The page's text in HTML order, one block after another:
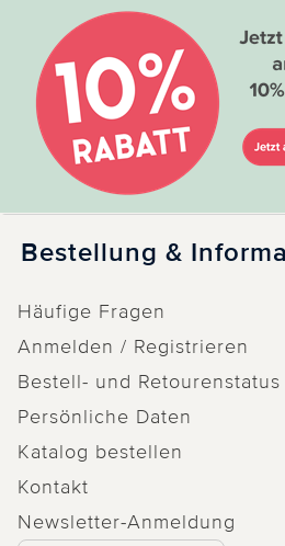
Bestellung &
Häufige Fragen
Anmelden / Registrieren
Bestell- und Retourenstatus
Persönliche Daten
Katalog bestellen
Kontakt
Newsletter-Anmeldung